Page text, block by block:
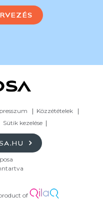
Közzétételek
Sütik kezelése
of